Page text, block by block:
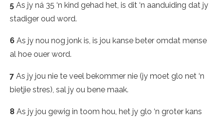
5 As jy ná 35 ‘n kind gehad het, is dit ‘n aanduiding dat jy
stadiger oud word.
6 As jy nou nog jonk is, is jou kanse beter omdat mense
al hoe ouer word.
7 As jy jou nie te veel bekommer nie (jy moet glo net ‘n
bietjie stres), sal jy ou bene maak.
8 As jy jou gewig in toom hou, het jy glo ‘n groter kans